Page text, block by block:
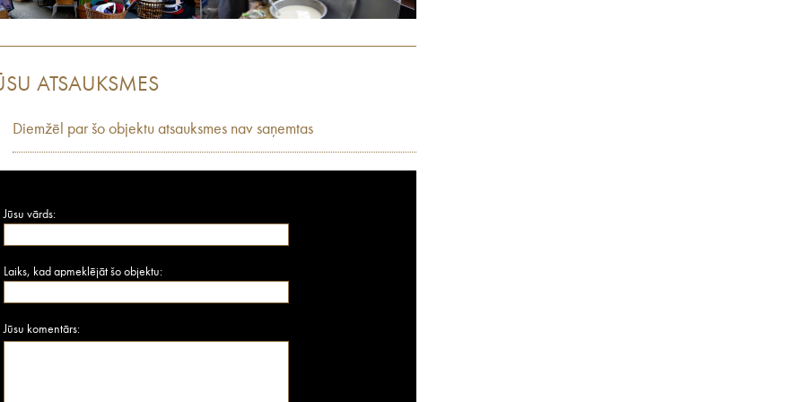
ATSAUKSMES
Diemžēl par šo objektu atsauksmes nav saņemtas
Jūsu vārds:
Laiks, kad apmeklējāt šo objektu:
Jūsu komentārs: